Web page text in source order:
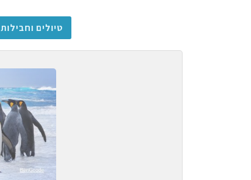
טיולים וחבילות